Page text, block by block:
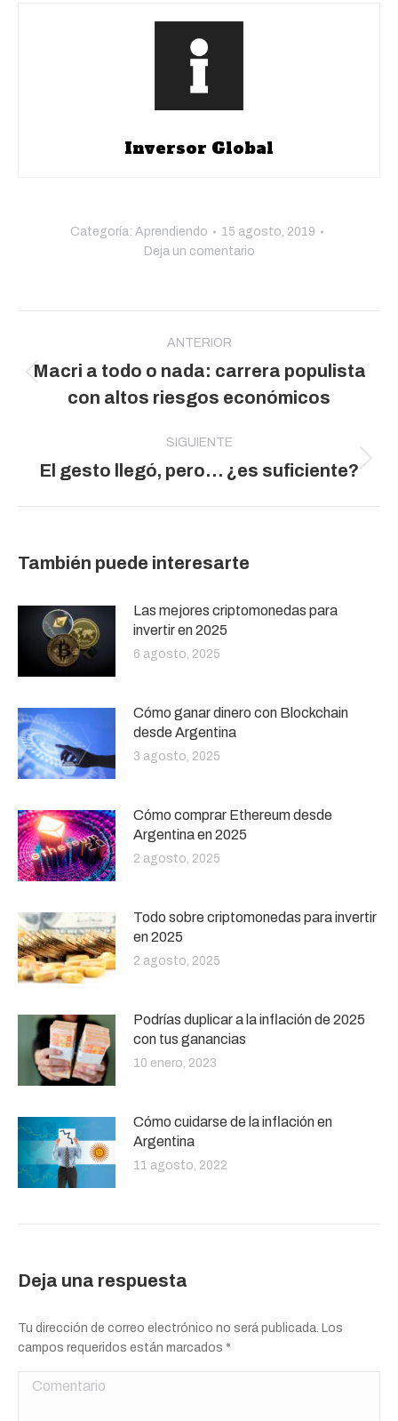
Inversor Global
Categoría: Aprendiendo
15 agosto, 2019
Deja un comentario
publicaciones
ANTERIOR
Publicación
anterior:
Macri a todo o nada: carrera populista
con altos riesgos económicos
SIGUIENTE
Publicación
El gesto llegó, pero… ¿es suficiente?
También puede interesarte
Las mejores criptomonedas para
invertir en 2025
6 agosto, 2025
Cómo ganar dinero con Blockchain
desde Argentina
3 agosto, 2025
Cómo comprar Ethereum desde
Argentina en 2025
2 agosto, 2025
Todo sobre criptomonedas para invertir
en 2025
2 agosto, 2025
Podrías duplicar a la inflación de 2025
con tus ganancias
10 enero, 2023
Cómo cuidarse de la inflación en
Argentina
11 agosto, 2022
Deja una respuesta
Tu dirección de correo electrónico no será publicada. Los
campos requeridos están marcados *
Comentario